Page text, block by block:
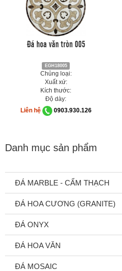
Đá hoa văn tròn 005
EGH18005
Chủng loại:
Xuất xứ:
Kích thước:
Độ dày:
Liên hệ
0903.930.126
Danh mục sản phẩm
ĐÁ MARBLE - CẨM THẠCH
ĐÁ HOA CƯƠNG (GRANITE)
ĐÁ ONYX
ĐÁ HOA VĂN
ĐÁ MOSAIC